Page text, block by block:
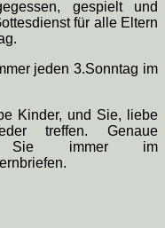
gespielt und
für alle Eltern
jeden 3.Sonntag im
Kinder, und Sie, liebe
treffen. Genaue
Sie immer im